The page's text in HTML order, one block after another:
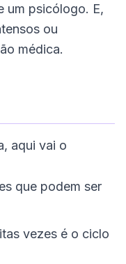
um psicólogo. E,
ou
médica.
aqui vai o
que podem ser
vezes é o ciclo